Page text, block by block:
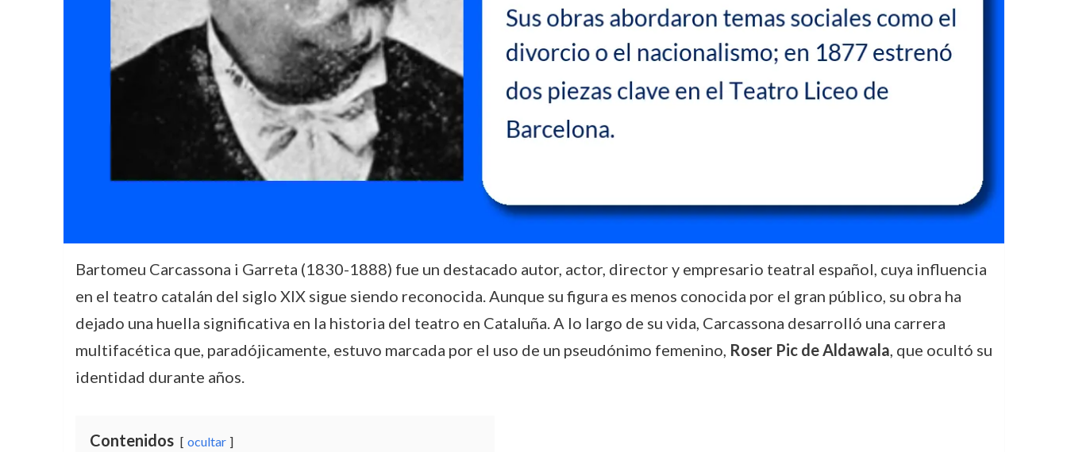
Bartomeu Carcassona i Garreta (1830-1888) fue un destacado autor, actor, director y empresario teatral español, cuya influencia
en el teatro catalán del siglo XIX sigue siendo reconocida. Aunque su figura es menos conocida por el gran público, su obra ha
dejado una huella significativa en la historia del teatro en Cataluña. A lo largo de su vida, Carcassona desarrolló una carrera
multifacética que, paradójicamente, estuvo marcada por el uso de un pseudónimo femenino, Roser Pic de Aldawala, que ocultó su
identidad durante años.
Contenidos ocultar